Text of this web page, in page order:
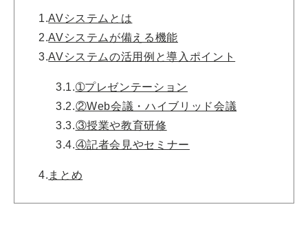
1.AVシステムとは
2.AVシステムが備える機能
3.AVシステムの活用例と導入ポイント
3.1.➀プレゼンテーション
3.2.②Web会議・ハイブリッド会議
3.3.③授業や教育研修
3.4.④記者会見やセミナー
4. まとめ